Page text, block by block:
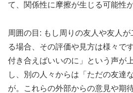
て、関係性に摩擦が生じる可能性
周囲の目: もし周りの友人や友人
る場合、その評価や見方は様々で
付き合えばいいのに」という声が
し、別の人々からは「ただの友達
が。これらの外部からの意見や期